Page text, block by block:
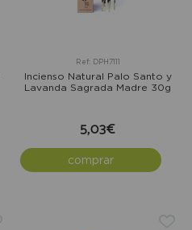
Ref: DPH7111
Incienso Natural Palo Santo y
Lavanda Sagrada Madre 30g
5,03€
comprar